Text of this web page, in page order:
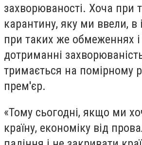
захворюваності. Хоча при
карантину, яку ми ввели, в
при таких же обмеженнях і
дотриманні
тримається на помірному
прем'єр.
«Тому сьогодні, якщо ми
країну, економіку від